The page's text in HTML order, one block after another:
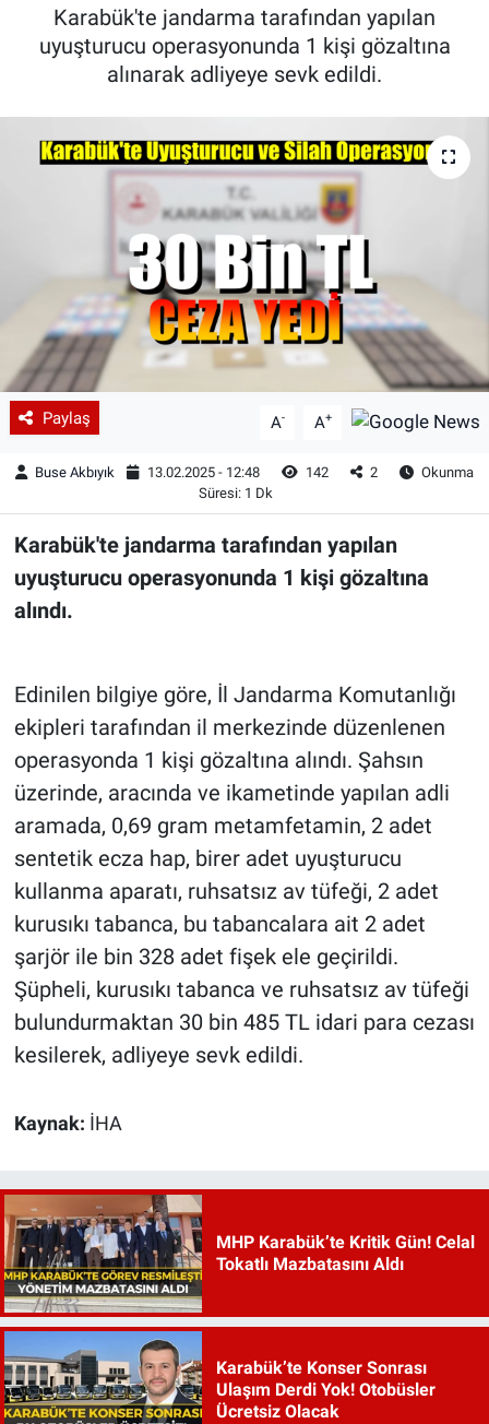
Karabük'te jandarma tarafından yapılan
uyuşturucu operasyonunda 1 kişi gözaltına
alınarak adliyeye sevk edildi.
Paylaş A- A+
Buse Akbıyık 13.02.2025 - 12:48 142 2
Okunma
Süresi: 1 Dk
Karabük'te jandarma tarafından yapılan
uyuşturucu operasyonunda 1 kişi gözaltına
alındı.
Edinilen bilgiye göre, İl Jandarma Komutanlığı
ekipleri tarafından il merkezinde düzenlenen
operasyonda 1 kişi gözaltına alındı. Şahsın
üzerinde, aracında ve ikametinde yapılan adli
aramada, 0,69 gram metamfetamin, 2 adet
sentetik ecza hap, birer adet uyuşturucu
kullanma aparatı, ruhsatsız av tüfeği, 2 adet
kurusıkı tabanca, bu tabancalara ait 2 adet
şarjör ile bin 328 adet fişek ele geçirildi.
Şüpheli, kurusıkı tabanca ve ruhsatsız av tüfeği
bulundurmaktan 30 bin 485 TL idari para cezası
kesilerek, adliyeye sevk edildi.
Kaynak: İHA
MHP Karabük’te Kritik Gün! Celal
Tokatlı Mazbatasını Aldı
Karabük’te Konser Sonrası
Ulaşım Derdi Yok! Otobüsler
Ücretsiz Olacak